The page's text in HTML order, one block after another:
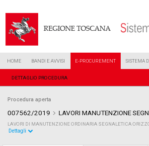
HOME BANDI E AVVISI E-PROCUREMENT SISTEMA
DETTAGLIO PROCEDURA
Procedura aperta
007562/2019 LAVORI MANUTENZIONE
LAVORI DI MANUTENZIONE ORDINARIA SEGNALETICA
Dettagli